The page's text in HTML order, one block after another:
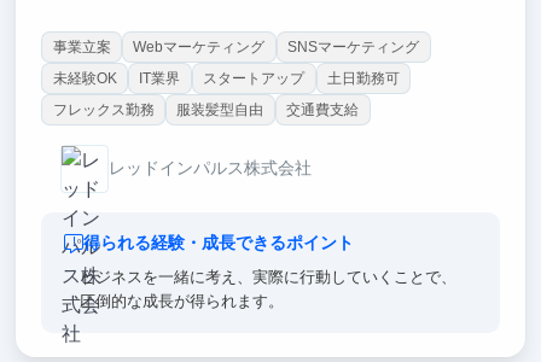
事業立案 Webマーケティング
SNSマーケティング
未経験OK
IT業界 スタートアップ
土日勤務可
フレックス勤務
服装髪型自由 交通費支給
レッドインパルス株式会社
得られる経験・成長できるポイント
ビジネスを一緒に考え、実際に行動していくことで、
圧倒的な成長が得られます。